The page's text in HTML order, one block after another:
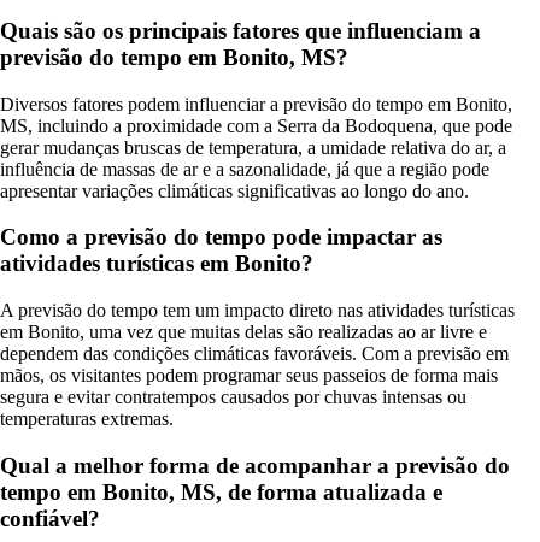
Quais são os principais fatores que influenciam a
previsão do tempo em Bonito, MS?
Diversos fatores podem influenciar a previsão do tempo em Bonito,
MS, incluindo a proximidade com a Serra da Bodoquena, que pode
gerar mudanças bruscas de temperatura, a umidade relativa do ar, a
influência de massas de ar e a sazonalidade, já que a região pode
apresentar variações climáticas significativas ao longo do ano.
Como a previsão do tempo pode impactar as
atividades turísticas em Bonito?
A previsão do tempo tem um impacto direto nas atividades turísticas
em Bonito, uma vez que muitas delas são realizadas ao ar livre e
dependem das condições climáticas favoráveis. Com a previsão em
mãos, os visitantes podem programar seus passeios de forma mais
segura e evitar contratempos causados por chuvas intensas ou
temperaturas extremas.
Qual a melhor forma de acompanhar a previsão do
tempo em Bonito, MS, de forma atualizada e
confiável?